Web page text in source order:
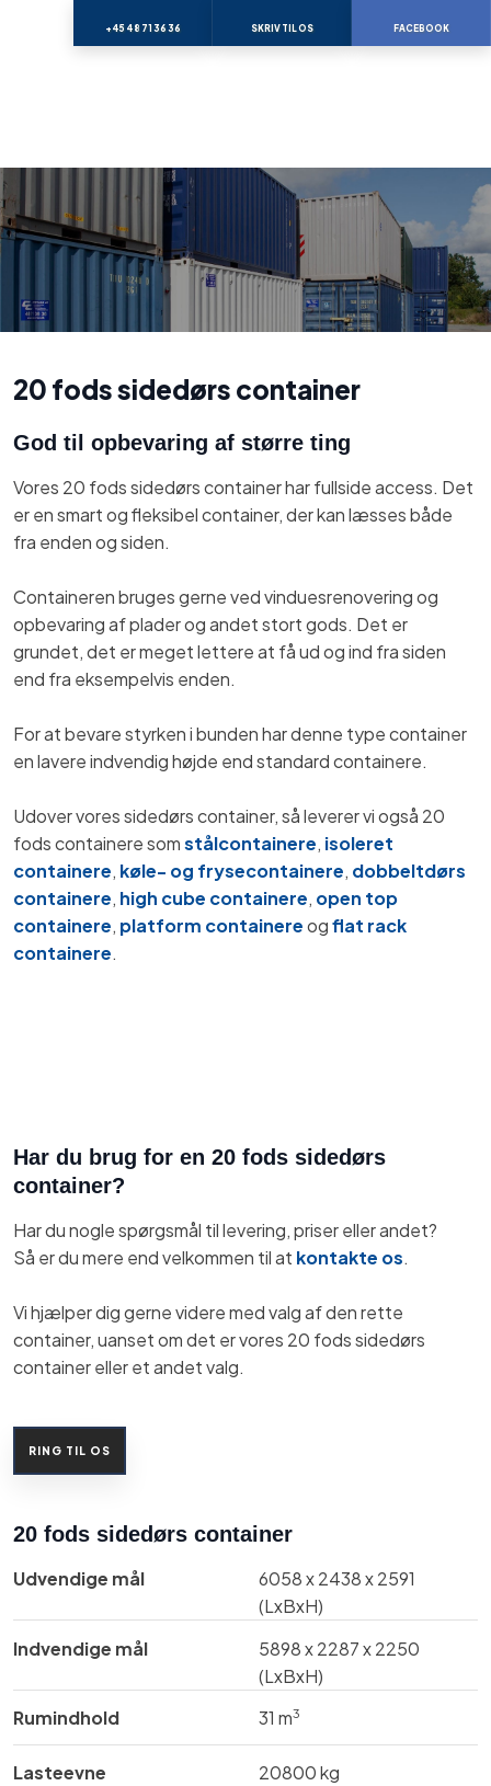
+45 48 71 36 36 SKRIV TIL OS FACEBOOK
20 fods sidedørs container
God til opbevaring af større ting
Vores 20 fods sidedørs container har fullside access. Det
er en smart og fleksibel container, der kan læsses både
fra enden og siden.
Containeren bruges gerne ved vinduesrenovering og
opbevaring af plader og andet stort gods. Det er
grundet, det er meget lettere at få ud og ind fra siden
end fra eksempelvis enden.
For at bevare styrken i bunden har denne type container
en lavere indvendig højde end standard containere.
Udover vores sidedørs container, så leverer vi også 20
fods containere somstålcontainere, isoleret
containere, køle- og frysecontainere, dobbeltdørs
containere, high cube containere, open top
containere, platform containereogflat rack
containere.
Har du brug for en 20 fods sidedørs
container?
Har du nogle spørgsmål til levering, priser eller andet?
Så er du mere end velkommen til at kontakte os.
Vi hjælper dig gerne videre med valg af den rette
container, uanset om det er vores 20 fods sidedørs
container eller et andet valg.
RING TIL OS​
20 fods sidedørs container
Udvendige mål​
​6058 x 2438 x 2591
(LxBxH)
Indvendige mål​
​​​5898 x 2287 x 2250
(LxBxH)
Rumindhold
31 m3
Lasteevne ​20800 kg